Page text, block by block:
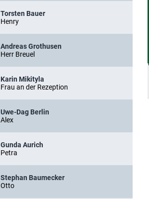
Torsten Bauer
Henry
Andreas Grothusen
Herr Breuel
Karin Mikityla
Frau an der Rezeption
Uwe-Dag Berlin
Alex
Gunda Aurich
Petra
Stephan Baumecker
Otto